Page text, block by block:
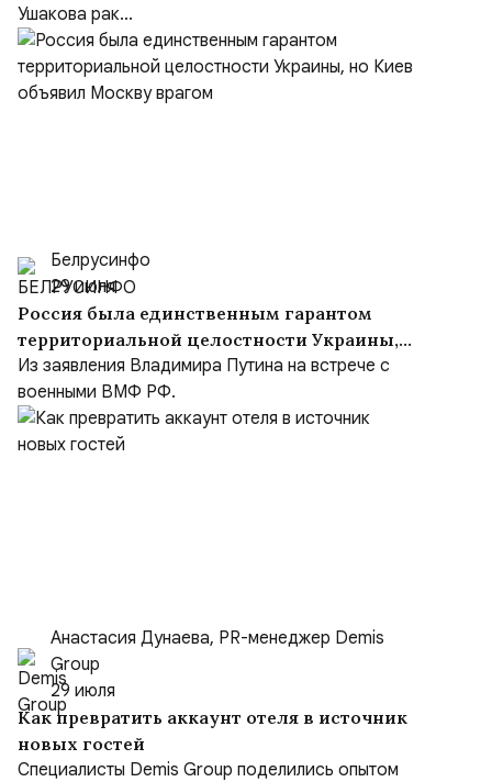
Ушакова рак...
Белрусинфо
29 июля
Россия была единственным гарантом
территориальной целостности Украины,
но Киев объявил Москву врагом
Из заявления Владимира Путина на встрече с
военными ВМФ РФ.
Анастасия Дунаева, PR-менеджер Demis
Group
29 июля
Как превратить аккаунт отеля в источник
новых гостей
Специалисты Demis Group поделились опытом